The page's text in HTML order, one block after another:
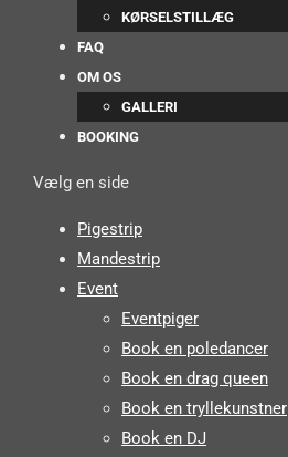
KØRSELSTILLÆG
FAQ
OM OS
GALLERI
BOOKING
Vælg en side
Pigestrip
Mandestrip
Event
Eventpiger
Book en poledancer
Book en drag queen
Book en tryllekunstner
Book en DJ